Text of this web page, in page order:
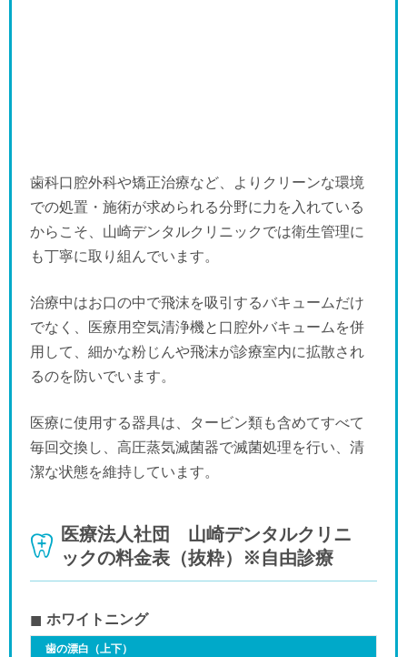
歯科口腔外科や矯正治療など、よりクリーンな環境
での処置・施術が求められる分野に力を入れている
からこそ、山崎デンタルクリニックでは衛生管理に
も丁寧に取り組んでいます。
治療中はお口の中で飛沫を吸引するバキュームだけ
でなく、医療用空気清浄機と口腔外バキュームを併
用して、細かな粉じんや飛沫が診療室内に拡散され
るのを防いでいます。
医療に使用する器具は、タービン類も含めてすべて
毎回交換し、高圧蒸気滅菌器で滅菌処理を行い、清
潔な状態を維持しています。
医療法人社団 山崎デンタルクリニ
ックの料金表（抜粋）※自由診療
ホワイトニング
歯の漂白（上下）